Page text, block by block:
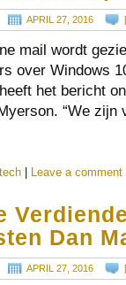
APRIL 27, 2016
mail wordt
over Windows
het bericht
“We
tech Leave a comment
Dan
APRIL 27, 2016